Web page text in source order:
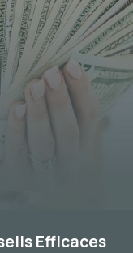
Efficaces